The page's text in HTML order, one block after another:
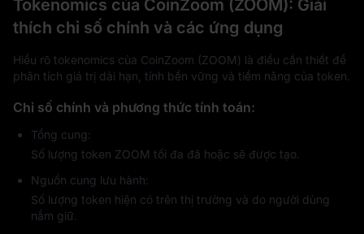
Tokenomics của CoinZoom (ZOOM): Giải
thích chỉ số chính và các ứng dụng
Hiểu rõ tokenomics của CoinZoom (ZOOM) là điều cần thiết để
phân tích giá trị dài hạn, tính bền vững và tiềm năng của token.
Chỉ số chính và phương thức tính toán:
Tổng cung:
Số lượng token ZOOM tối đa đã hoặc sẽ được tạo.
Nguồn cung lưu hành:
Số lượng token hiện có trên thị trường và do người dùng
nắm giữ.